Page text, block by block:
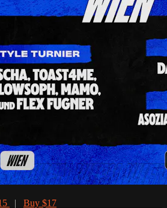
| Buy $17